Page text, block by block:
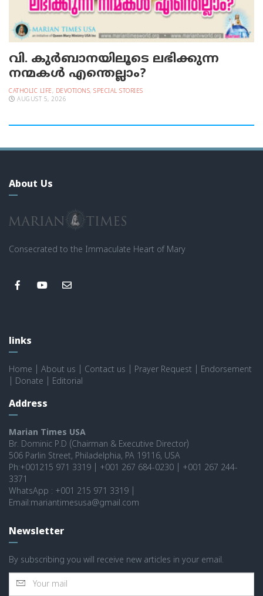
വി. കുര്‍ബാനയിലൂടെ ലഭിക്കുന്ന
നന്മകള്‍ എന്തെല്ലാം?
CATHOLIC LIFE, DEVOTIONS, SPECIAL STORIES
AUGUST 5, 2026
About Us
Consecrated to the Immaculate Heart of Mary
links
Home About us Contact us Prayer Request
Endorsement
Donate Editorial
Address
Marian Times USA
Br. Dominic P.D (Chairman & Executive Director)
506 Parlin Street, Philadelphia, PA 19116, USA
Ph:+001215 971 3319 | +001 267 684-0230 | +001 267 244-
3371
WhatsApp : +001 215 971 3319 |
Email:mariantimesusa@gmail.com
Newsletter
By subscribing you will receive new articles in your email.